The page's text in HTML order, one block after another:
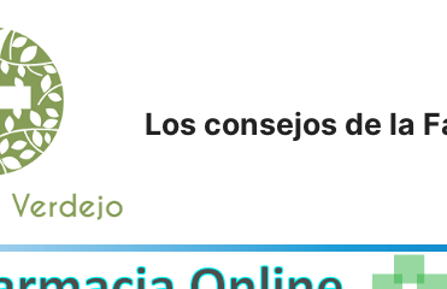
Los consejos de la